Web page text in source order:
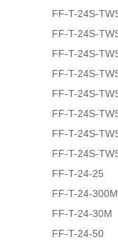
FF-T-24S-
FF-T-24S-
FF-T-24S-
FF-T-24S-
FF-T-24S-
FF-T-24S-
FF-T-24S-
FF-T-24S-
FF-T-24-25
FF-T-24-300M
FF-T-24-30M
FF-T-24-50